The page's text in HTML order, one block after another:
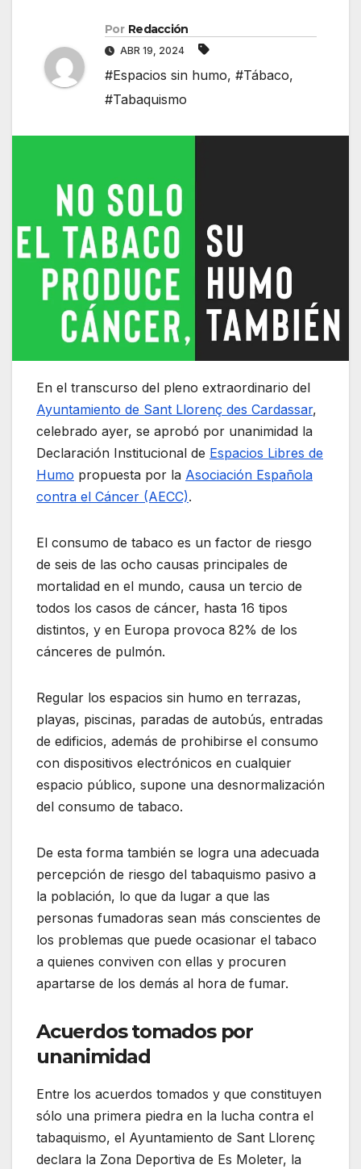
Por Redacción
ABR 19, 2024
#Espacios sin humo, #Tábaco,
#Tabaquismo
En el transcurso del pleno extraordinario del
Ayuntamiento de Sant Llorenç des Cardassar,
celebrado ayer, se aprobó por unanimidad la
Declaración Institucional de Espacios Libres de
Humo propuesta por la Asociación Española
contra el Cáncer (AECC).
El consumo de tabaco es un factor de riesgo
de seis de las ocho causas principales de
mortalidad en el mundo, causa un tercio de
todos los casos de cáncer, hasta 16 tipos
distintos, y en Europa provoca 82% de los
cánceres de pulmón.
Regular los espacios sin humo en terrazas,
playas, piscinas, paradas de autobús, entradas
de edificios, además de prohibirse el consumo
con dispositivos electrónicos en cualquier
espacio público, supone una desnormalización
del consumo de tabaco.
De esta forma también se logra una adecuada
percepción de riesgo del tabaquismo pasivo a
la población, lo que da lugar a que las
personas fumadoras sean más conscientes de
los problemas que puede ocasionar el tabaco
a quienes conviven con ellas y procuren
apartarse de los demás al hora de fumar.
Acuerdos tomados por
unanimidad
Entre los acuerdos tomados y que constituyen
sólo una primera piedra en la lucha contra el
tabaquismo, el Ayuntamiento de Sant Llorenç
declara la Zona Deportiva de Es Moleter, la